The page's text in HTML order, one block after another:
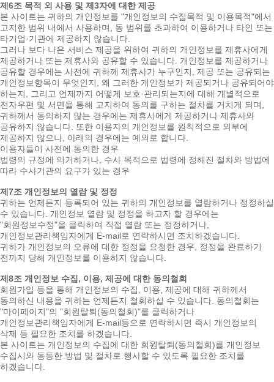
제6조 목적 외 사용 및 제3자에 대한 제공
본 사이트는 귀하의 개인정보를 "개인정보의 수집목적 및 이용목적"에서
고지한 범위 내에서 사용하며, 동 범위를 초과하여 이용하거나 타인 또는
타기업·기관에 제공하지 않습니다.
그러나 보다 나은 서비스 제공을 위하여 귀하의 개인정보를 제휴사에게
제공하거나 또는 제휴사와 공유할 수 있습니다. 개인정보를 제공하거나
공유할 경우에는 사전에 귀하께 제휴사가 누구인지, 제공 또는 공유되는
개인정보항목이 무엇인지, 왜 그러한 개인정보가 제공되거나 공유되어야
하는지, 그리고 언제까지 어떻게 보호·관리되는지에 대해 개별적으로
전자우편 및 서면을 통해 고지하여 동의를 구하는 절차를 거치게 되며,
귀하께서 동의하지 않는 경우에는 제휴사에게 제공하거나 제휴사와
공유하지 않습니다. 또한 이용자의 개인정보를 원칙적으로 외부에
제공하지 않으나, 아래의 경우에는 예외로 합니다.
이용자들이 사전에 동의한 경우
법령의 규정에 의거하거나, 수사 목적으로 법령에 정해진 절차와 방법에
따라 수사기관의 요구가 있는 경우
제7조 개인정보의 열람 및 정정
귀하는 언제든지 등록되어 있는 귀하의 개인정보를 열람하거나 정정하실
수 있습니다. 개인정보 열람 및 정정을 하고자 할 경우에는
"회원정보수정"을 클릭하여 직접 열람 또는 정정하거나,
개인정보관리책임자에게 E-mail로 연락하시면 조치하겠습니다.
귀하가 개인정보의 오류에 대한 정정을 요청한 경우, 정정을 완료하기
전까지 당해 개인정보를 이용하지 않습니다.
제8조 개인정보 수집, 이용, 제공에 대한 동의철회
회원가입 등을 통해 개인정보의 수집, 이용, 제공에 대해 귀하께서
동의하신 내용을 귀하는 언제든지 철회하실 수 있습니다. 동의철회는
"마이페이지"의 "회원탈퇴(동의철회)"를 클릭하거나
개인정보관리책임자에게 E-mail등으로 연락하시면 즉시 개인정보의
삭제 등 필요한 조치를 하겠습니다.
본 사이트는 개인정보의 수집에 대한 회원탈퇴(동의철회)를 개인정보
수집시와 동등한 방법 및 절차로 행사할 수 있도록 필요한 조치를
하겠습니다.